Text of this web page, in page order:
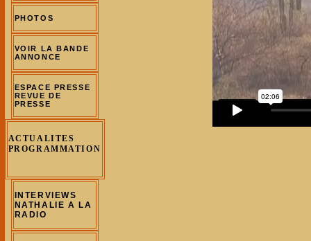
PHOTOS
VOIR LA BANDE
ANNONCE
ESPACE PRESSE
REVUE DE
PRESSE
ACTUALITES
PROGRAMMATION
INTERVIEWS
NATHALIE A LA
RADIO